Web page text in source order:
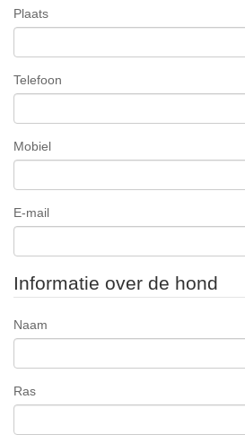
Plaats
Telefoon
Mobiel
E-mail
Informatie over de hond
Naam
Ras